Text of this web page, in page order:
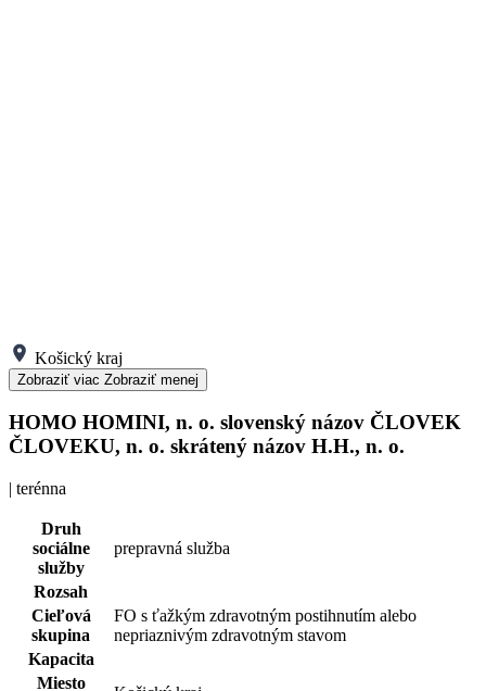
Košický kraj
Zobraziť viac Zobraziť menej
HOMO HOMINI, n. o. slovenský názov ČLOVEK
ČLOVEKU, n. o. skrátený názov H.H., n. o.
| terénna
Druh
sociálne
služby
prepravná služba
Rozsah
Cieľová
skupina
FO s ťažkým zdravotným postihnutím alebo
nepriaznivým zdravotným stavom
Kapacita
Miesto